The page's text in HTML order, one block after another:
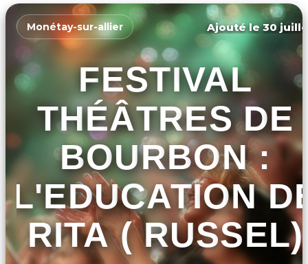
Monétay-sur-allier Ajouté le 30
FESTIVAL
THÉÂTRES DE
BOURBON :
L'EDUCATION
RITA ( RUSSEL)